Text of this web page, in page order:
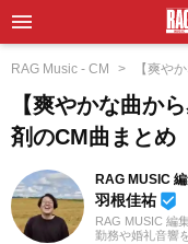
RAG Music - CM 【爽や
【爽やかな曲か
剤のCM曲まとめ
RAG MUSIC
羽根佳祐 beenhere
RAG MUSIC 編
勤務や婚礼音響